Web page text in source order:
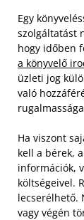
Egy
szolgáltatást
hogy időben
a könyvelő
üzleti jog
való
Ha viszont
kell a bérek,
információk,
költségeivel.
lecserélhető.
vagy végén